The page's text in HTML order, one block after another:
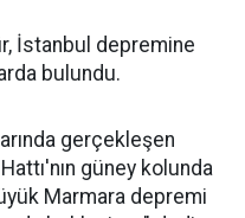
İstanbul depremine
bulundu.
gerçekleşen
güney kolunda
Marmara depremi